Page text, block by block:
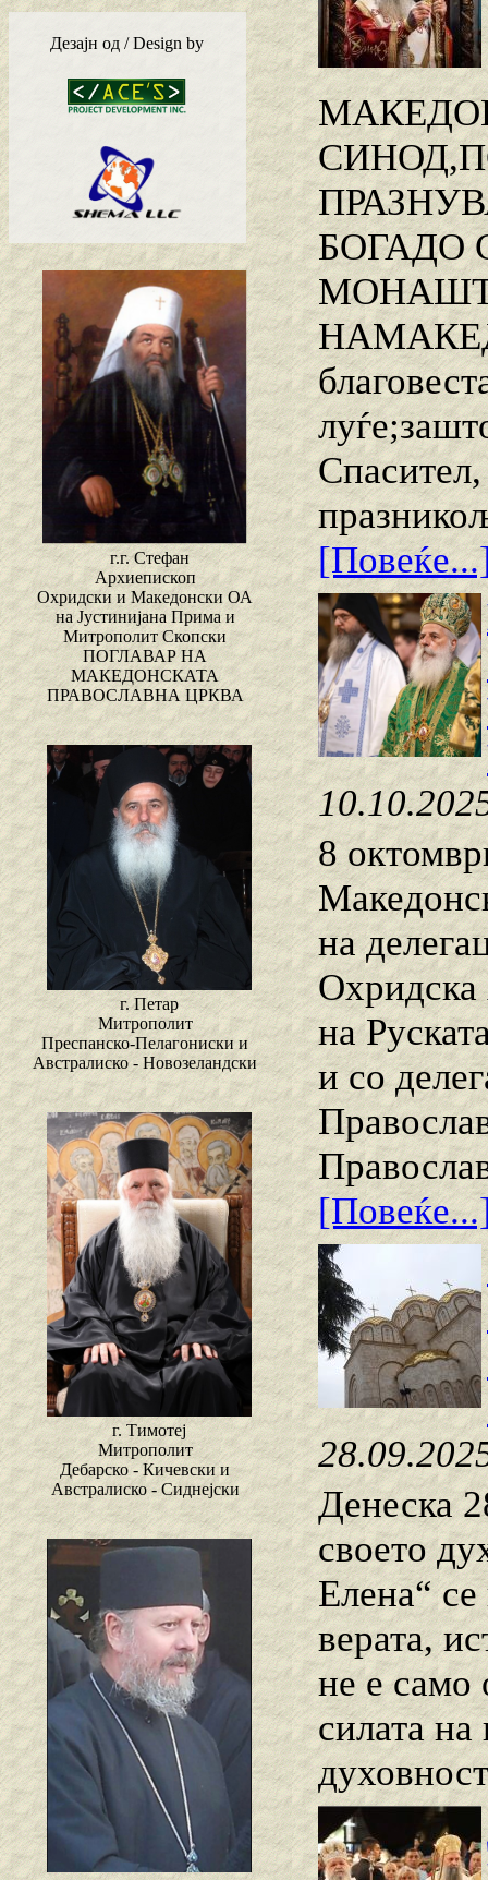
Дезајн од / Design by
г.г. Стефан
Архиепископ
Охридски и Македонски ОА
на Јустинијана Прима и
Митрополит Скопски
ПОГЛАВАР НА
МАКЕДОНСКАТА
ПРАВОСЛАВНА ЦРКВА
г. Петар
Митрополит
Преспанско-Пелагониски и
Австралиско - Новозеландски
г. Тимотеј
Митрополит
Дебарско - Кичевски и
Австралиско - Сиднејски
БОГАДО
8
на
Охридска
на
и со
Денеска
своето
Елена“
верата,
не е само
силата